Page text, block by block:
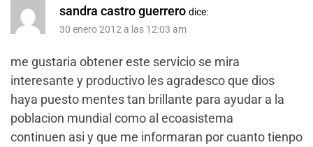
sandra castro guerrero dice:
30 enero 2012 a las 12:03 am
me gustaria obtener este servicio se mira
interesante y productivo les agradesco que dios
haya puesto mentes tan brillante para ayudar a la
poblacion mundial como al ecoasistema
continuen asi y que me informaran por cuanto tienpo